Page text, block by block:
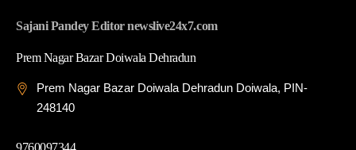
Sajani Pandey Editor newslive24x7.com
Prem Nagar Bazar Doiwala Dehradun
Prem Nagar Bazar Doiwala Dehradun Doiwala, PIN-
248140